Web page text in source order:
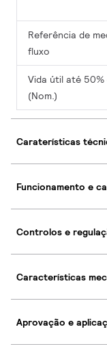
Referência de
fluxo
Vida útil até 50%
(Nom.)
Caraterísticas
Funcionamento e
Controlos e
Características
Aprovação e